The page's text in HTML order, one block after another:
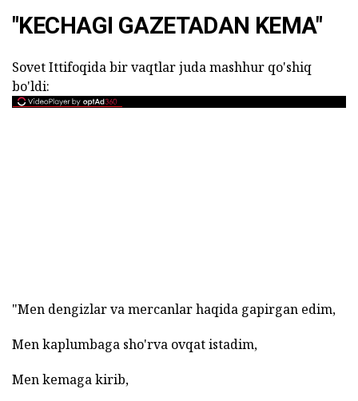
"KECHAGI GAZETADAN KEMA"
Sovet Ittifoqida bir vaqtlar juda mashhur qo'shiq
bo'ldi:
"Men dengizlar va mercanlar haqida gapirgan edim,
Men kaplumbaga sho'rva ovqat istadim,
Men kemaga kirib,